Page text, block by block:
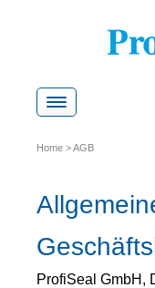
Home >AGB
ProfiSeal GmbH,